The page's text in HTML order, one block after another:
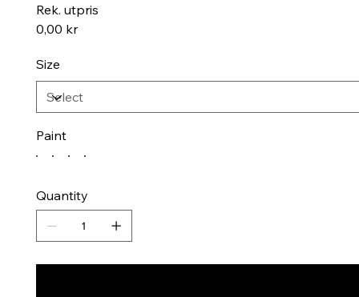
Rek. utpris
0,00 kr
Size
Paint
Quantity